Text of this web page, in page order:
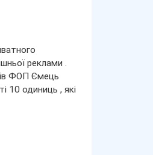
реклами .
ФОП Ємець
10 одиниць , які